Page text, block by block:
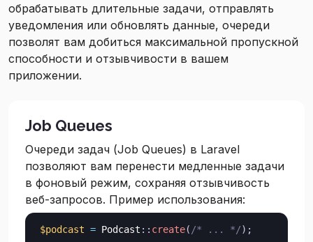
обрабатывать длительные задачи, отправлять
уведомления или обновлять данные, очереди
позволят вам добиться максимальной пропускной
способности и отзывчивости в вашем
приложении.
Job Queues
Очереди задач (Job Queues) в Laravel
позволяют вам перенести медленные задачи
в фоновый режим, сохраняя отзывчивость
веб-запросов. Пример использования:
$podcast = Podcast :: create( /* ... */) ;